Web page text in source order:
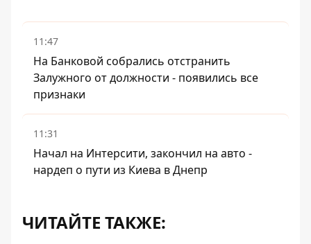
11:47
На Банковой собрались отстранить
Залужного от должности - появились все
признаки
11:31
Начал на Интерсити, закончил на авто -
нардеп о пути из Киева в Днепр
ЧИТАЙТЕ ТАКЖЕ: